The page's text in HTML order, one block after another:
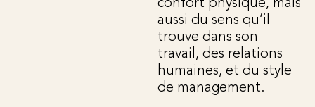
confort physique, mais
aussi du sens qu’il
trouve dans son
travail, des relations
humaines, et du style
de management.